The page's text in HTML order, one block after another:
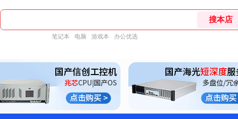
笔记本 电脑 游戏本 办公优选